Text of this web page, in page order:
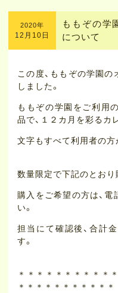
2020年
12月10日
ももぞの学
について
この度、ももぞの学園
しました。
ももぞの学園をご利用
品で、１２カ月を彩るカ
文字もすべて利用者の方
数量限定で下記のとおり
購入をご希望の方は、
い。
担当にて確認後、合計
す。
＊＊＊＊＊＊＊＊＊＊
＊＊＊＊＊＊＊＊＊＊＊